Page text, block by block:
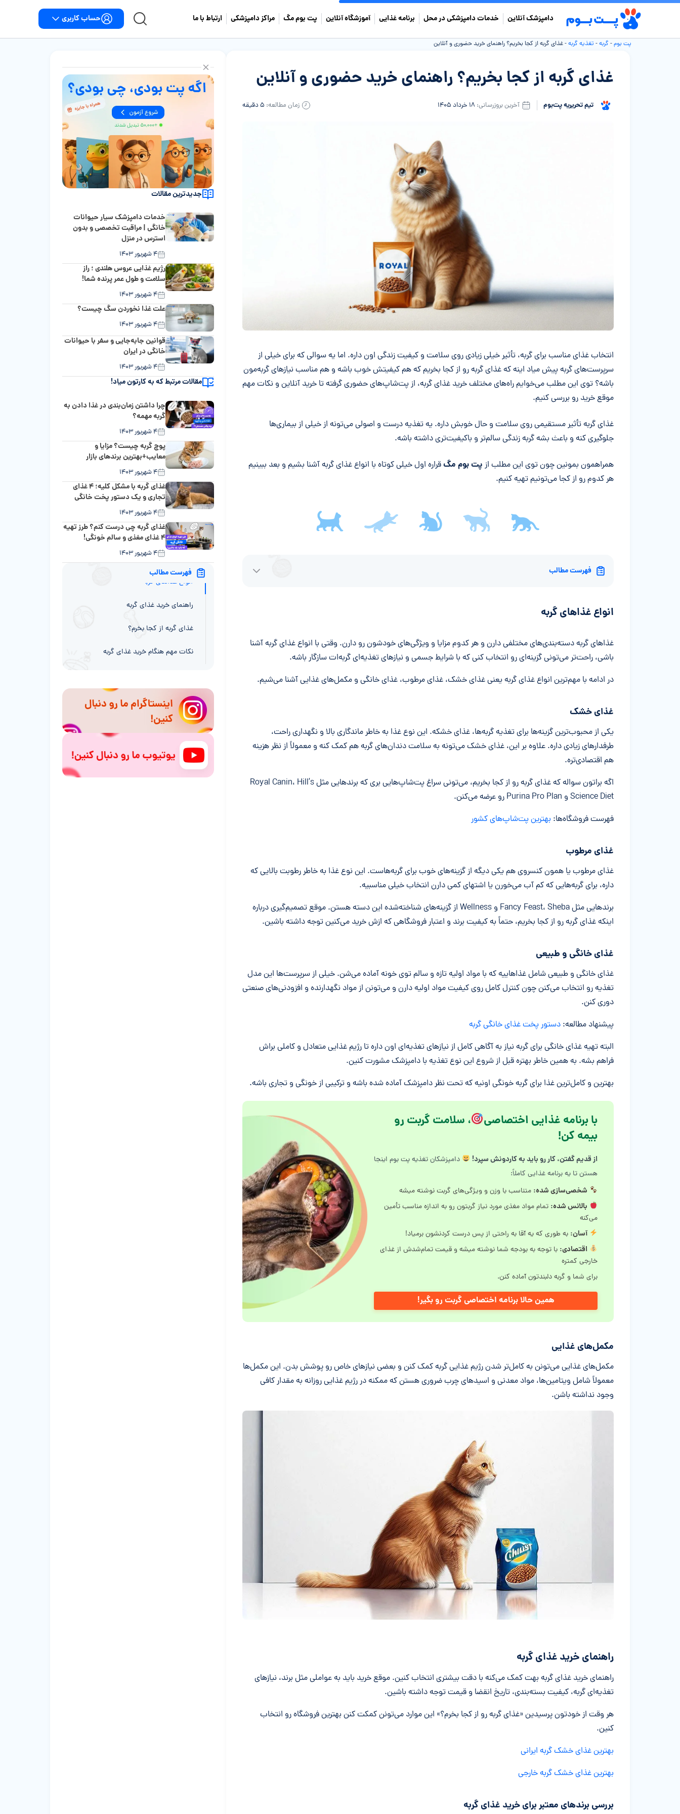
دامپزشک آنلاین خدمات دامپزشکی در محل برنامه غذایی آموزشگاه آنلاین پت بوم مگ مراکز دامپزشکی ارتباط با ما حساب کاربری
پت بوم-گربه- تغذیه گربه-غذای گربه از کجا بخریم؟ راهنمای خرید حضوری و آنلاین
غذای گربه از کجا بخریم؟ راهنمای خرید حضوری و آنلاین
تیم تحریریه پت‌بوم آخرین بروزرسانی: ۱۸ خرداد ۱۴۰۵ زمان مطالعه: ۵ دقیقه
خلاصه مقاله
انتخاب غذای مناسب برای گربه، تأثیر خیلی زیادی روی سلامت و کیفیت زندگی اون داره. اما یه سوالی که برای خیلی از
سرپرست‌های گربه پیش میاد اینه که غذای گربه رو از کجا بخریم که هم کیفیتش خوب باشه و هم مناسب نیازهای گربه‌مون
باشه؟ توی این مطلب می‌خوایم راه‌های مختلف خرید غذای گربه، از پت‌شاپ‌های حضوری گرفته تا خرید آنلاین و نکات مهم
موقع خرید رو بررسی کنیم.
غذای گربه تأثیر مستقیمی روی سلامت و حال خوبش داره. یه تغذیه درست و اصولی می‌تونه از خیلی از بیماری‌ها
جلوگیری کنه و باعث بشه گربه زندگی سالم‌تر و باکیفیت‌تری داشته باشه.
همراهمون بمونین چون توی این مطلب از پت بوم مگقراره اول خیلی کوتاه با انواع غذای گربه آشنا بشیم و بعد ببینیم
هر کدوم رو از کجا می‌تونیم تهیه کنیم.
فهرست مطالب
انواع غذاهای گربه
غذاهای گربه دسته‌بندی‌های مختلفی دارن و هر کدوم مزایا و ویژگی‌های خودشون رو دارن. وقتی با انواع غذای گربه آشنا
باشی، راحت‌تر می‌تونی گزینه‌ای رو انتخاب کنی که با شرایط جسمی و نیازهای تغذیه‌ای گربه‌ات سازگار باشه.
در ادامه با مهم‌ترین انواع غذای گربه یعنی غذای خشک، غذای مرطوب، غذای خانگی و مکمل‌های غذایی آشنا می‌شیم.
غذای خشک
یکی از محبوب‌ترین گزینه‌ها برای تغذیه گربه‌ها، غذای خشکه. این نوع غذا به خاطر ماندگاری بالا و نگهداری راحت،
طرفدارهای زیادی داره. علاوه بر این، غذای خشک می‌تونه به سلامت دندان‌های گربه هم کمک کنه و معمولاً از نظر هزینه
هم اقتصادی‌تره.
اگه براتون سواله که غذای گربه رو از کجا بخریم، می‌تونی سراغ پت‌شاپ‌هایی بری که برندهایی مثل Royal Canin، Hill’s
Science Diet و Purina Pro Plan رو عرضه می‌کنن.
فهرست فروشگاه‌ها: بهترین پت‌شاپ‌های کشور
غذای مرطوب
غذای مرطوب یا همون کنسروی هم یکی دیگه از گزینه‌های خوب برای گربه‌هاست. این نوع غذا به خاطر رطوبت بالایی که
داره، برای گربه‌هایی که کم آب می‌خورن یا اشتهای کمی دارن انتخاب خیلی مناسبیه.
برندهایی مثل Fancy Feast، Sheba و Wellness از گزینه‌های شناخته‌شده این دسته هستن. موقع تصمیم‌گیری درباره
اینکه غذای گربه رو از کجا بخریم، حتماً به کیفیت برند و اعتبار فروشگاهی که ازش خرید می‌کنین توجه داشته باشین.
غذای خانگی و طبیعی
غذای خانگی و طبیعی شامل غذاهاییه که با مواد اولیه تازه و سالم توی خونه آماده می‌شن. خیلی از سرپرست‌ها این مدل
تغذیه رو انتخاب می‌کنن چون کنترل کامل روی کیفیت مواد اولیه دارن و می‌تونن از مواد نگهدارنده و افزودنی‌های صنعتی
دوری کنن.
پیشنهاد مطالعه: دستور پخت غذای خانگی گربه
البته تهیه غذای خانگی برای گربه نیاز به آگاهی کامل از نیازهای تغذیه‌ای اون داره تا رژیم غذایی متعادل و کاملی براش
فراهم بشه. به همین خاطر بهتره قبل از شروع این نوع تغذیه با دامپزشک مشورت کنین.
بهترین و کامل‌ترین غذا برای گربه خونگی اونیه که تحت نظر دامپزشک آماده شده باشه و ترکیبی از خونگی و تجاری باشه.
با برنامه غذایی اختصاصی
، سلامت گربت رو
بیمه کن!
از قدیم گفتن، کار رو باید به کاردونش سپرد!
دامپزشکان تغذیه پت بوم اینجا
هستن تا یه برنامه غذایی کاملاً:
شخصی‌سازی شده: متناسب با وزن و ویژگی‌های گربت نوشته میشه
بالانس شده: تمام مواد مغذی مورد نیاز گربتون رو به اندازه مناسب تأمین
می‌کنه
آسان: به طوری که یه آقا به راحتی از پس درست کردنشون برمیاد!
اقتصادی: با توجه به بودجه شما نوشته میشه و قیمت تمام‌شدش از غذای
خارجی کمتره
برای شما و گربه دلبندتون آماده کنن.
همین حالا برنامه اختصاصی گربت رو بگیر!
مکمل‌های غذایی
مکمل‌های غذایی می‌تونن به کامل‌تر شدن رژیم غذایی گربه کمک کنن و بعضی نیازهای خاص رو پوشش بدن. این مکمل‌ها
معمولاً شامل ویتامین‌ها، مواد معدنی و اسیدهای چرب ضروری هستن که ممکنه در رژیم غذایی روزانه به مقدار کافی
وجود نداشته باشن.
راهنمای خرید غذای گربه
راهنمای خرید غذای گربه بهت کمک می‌کنه با دقت بیشتری انتخاب کنین. موقع خرید باید به عواملی مثل برند، نیازهای
تغذیه‌ای گربه، کیفیت بسته‌بندی، تاریخ انقضا و قیمت توجه داشته باشین.
هر وقت از خودتون پرسیدین «غذای گربه رو از کجا بخرم؟» این موارد می‌تونن کمکت کنن بهترین فروشگاه رو انتخاب
کنین.
بهترین غذای خشک گربه ایرانی
بهترین غذای خشک گربه خارجی
بررسی برندهای معتبر برای خرید غذای گربه
جدیدترین مقالات
خدمات دامپزشک سیار حیوانات
خانگی | مراقبت تخصصی و بدون
استرس در منزل
۴ شهریور ۱۴۰۳
رژیم غذایی عروس هلندی ؛ راز
سلامت و طول عمر پرنده شما!
۴ شهریور ۱۴۰۳
علت غذا نخوردن سگ چیست؟
۴ شهریور ۱۴۰۳
قوانین جابه‌جایی و سفر با حیوانات
خانگی در ایران
۴ شهریور ۱۴۰۳
مقالات مرتبط که به کارتون میاد!
چرا داشتن زمان‌بندی در غذا دادن به
گربه مهمه؟
۴ شهریور ۱۴۰۳
پوچ گربه چیست؟ مزایا و
معایب+بهترین برندهای بازار
۴ شهریور ۱۴۰۳
غذای گربه با مشکل کلیه؛ ۴ غذای
تجاری و یک دستور پخت خانگی
۴ شهریور ۱۴۰۳
غذای گربه چی درست کنم؟ طرز تهیه
۴ غذای مغذی و سالم خونگی!
۴ شهریور ۱۴۰۳
فهرست مطالب
انواع غذاهای گربه
راهنمای خرید غذای گربه
غذای گربه از کجا بخرم؟
نکات مهم هنگام خرید غذای گربه